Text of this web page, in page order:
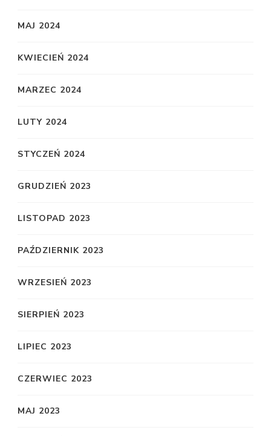
MAJ 2024
KWIECIEŃ 2024
MARZEC 2024
LUTY 2024
STYCZEŃ 2024
GRUDZIEŃ 2023
LISTOPAD 2023
PAŹDZIERNIK 2023
WRZESIEŃ 2023
SIERPIEŃ 2023
LIPIEC 2023
CZERWIEC 2023
MAJ 2023